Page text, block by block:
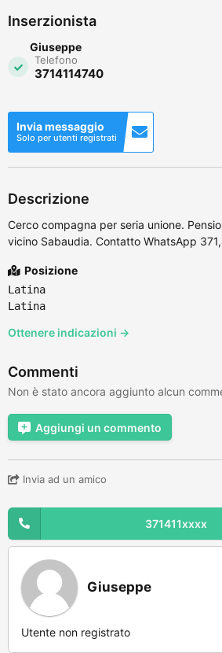
Inserzionista
Giuseppe
Telefono
3714114740
Invia messaggio
Solo per utenti registrati
Descrizione
Cerco compagna per seria unione.
vicino Sabaudia. Contatto WhatsApp
Posizione
Latina
Latina
Ottenere indicazioni →
Commenti
Non è stato ancora aggiunto alcun
Aggiungi un commento
Invia ad un amico
371411xxxx
Giuseppe
Utente non registrato